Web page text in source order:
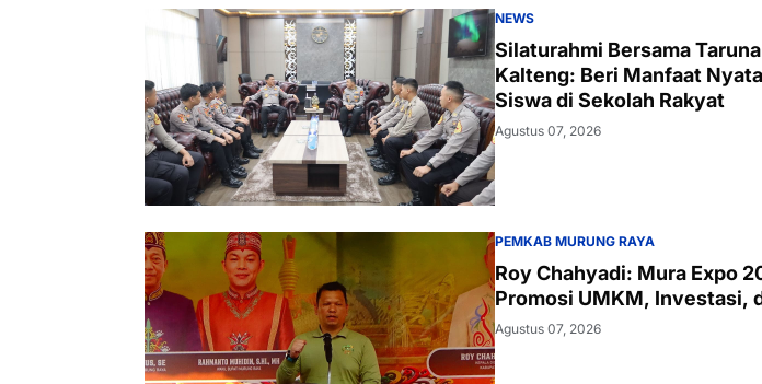
NEWS
Silaturahmi Bersama
Kalteng: Beri Manfaat
Siswa di Sekolah Rakyat
Agustus 07, 2026
PEMKAB MURUNG RAYA
Roy Chahyadi: Mura Expo
Promosi UMKM, Investasi,
Agustus 07, 2026